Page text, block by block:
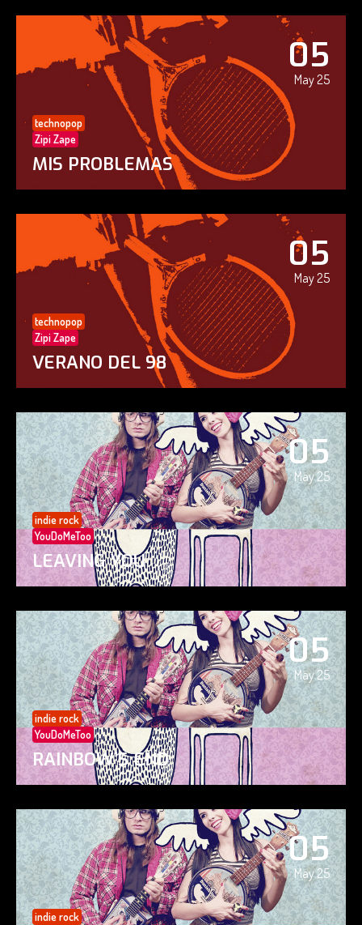
05
May 25
technopop
Zipi Zape
MIS PROBLEMAS
05
May 25
technopop
Zipi Zape
VERANO DEL 98
05
May 25
indie rock
YouDoMeToo
LEAVING YOU
05
May 25
indie rock
YouDoMeToo
RAINBOW’S END
05
May 25
indie rock